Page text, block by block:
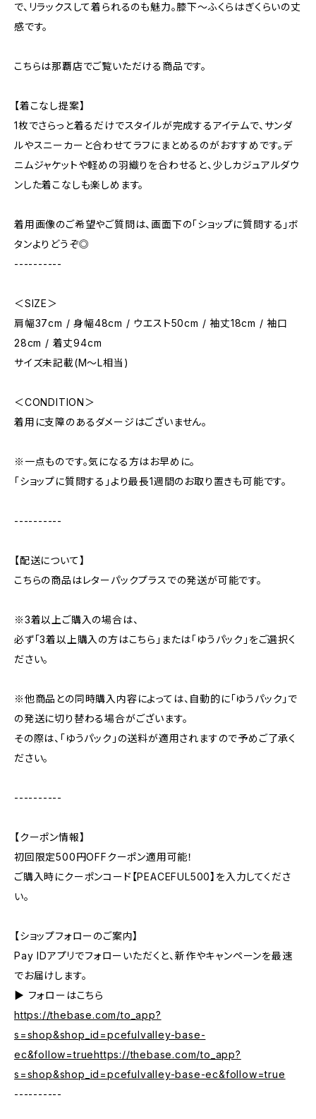
で、リラックスして着られるのも魅力。膝下〜ふくらはぎくらいの丈
感です。
こちらは那覇店でご覧いただける商品です。
【着こなし提案】
1枚でさらっと着るだけでスタイルが完成するアイテムで、サンダ
ルやスニーカーと合わせてラフにまとめるのがおすすめです。デ
ニムジャケットや軽めの羽織りを合わせると、少しカジュアルダウ
ンした着こなしも楽しめます。
着用画像のご希望やご質問は、画面下の「ショップに質問する」ボ
タンよりどうぞ◎
----------
＜SIZE＞
肩幅37cm / 身幅48cm / ウエスト50cm / 袖丈18cm / 袖口
28cm / 着丈94cm
サイズ未記載(M～L相当)
＜CONDITION＞
着用に支障のあるダメージはございません。
※一点ものです。気になる方はお早めに。
「ショップに質問する」より最長1週間のお取り置きも可能です。
----------
【配送について】
こちらの商品はレターパックプラスでの発送が可能です。
※3着以上ご購入の場合は、
必ず「3着以上購入の方はこちら」または「ゆうパック」をご選択く
ださい。
※他商品との同時購入内容によっては、自動的に「ゆうパック」で
の発送に切り替わる場合がございます。
その際は、「ゆうパック」の送料が適用されますので予めご了承く
ださい。
----------
【クーポン情報】
初回限定500円OFFクーポン適用可能！
ご購入時にクーポンコード【PEACEFUL500】を入力してくださ
い。
【ショップフォローのご案内】
Pay IDアプリでフォローいただくと、新作やキャンペーンを最速
でお届けします。
▶︎ フォローはこちら
https://thebase.com/to_app?
s=shop&shop_id=pcefulvalley-base-
ec&follow=truehttps://thebase.com/to_app?
s=shop&shop_id=pcefulvalley-base-ec&follow=true
----------